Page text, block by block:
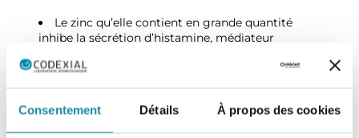
Consentement Détails À propos des cookies
Le zinc qu’elle contient en grande quantité
inhibe la sécrétion d’histamine, médiateur
prurit. C’est aussi un assainissant faible qui
la zone affectée. Ceci fait que la calamine est un
actif phare utile dans les états prurigineux.